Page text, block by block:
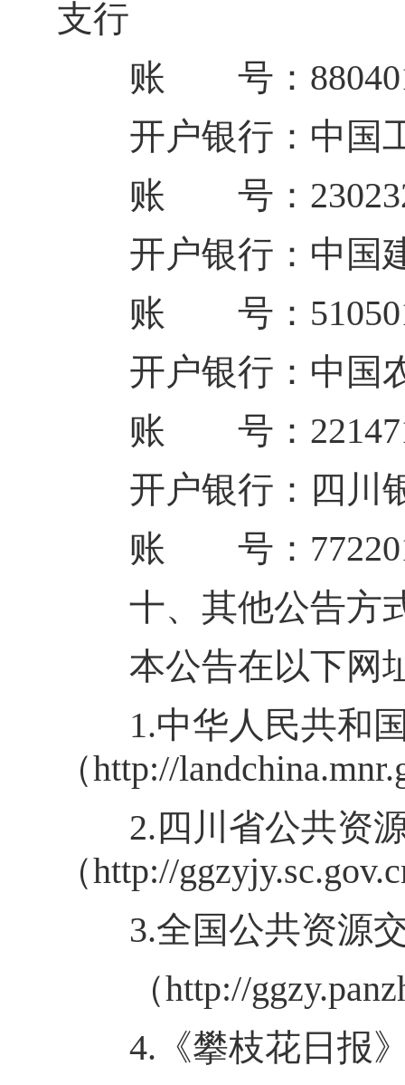
支行
账 号：
开户银行：中国工
账 号：
开户银行：中国建
账 号：
开户银行：中国农
账 号：
开户银行：四川银
账 号：
十、其他公告方
本公告在以下网
1.中华人民共和国
（http://
2.四川省公共资源
（http://
3.全国公共资源交
（http://
4.《攀枝花日报